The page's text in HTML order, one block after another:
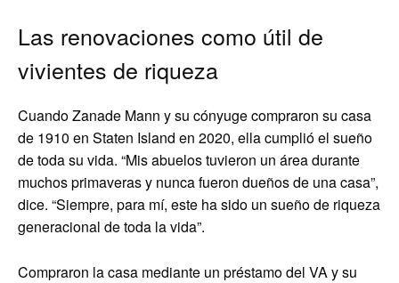
Las renovaciones como útil de
vivientes de riqueza
Cuando Zanade Mann y su cónyuge compraron su casa
de 1910 en Staten Island en 2020, ella cumplió el sueño
de toda su vida. “Mis abuelos tuvieron un área durante
muchos primaveras y nunca fueron dueños de una casa”,
dice. “Siempre, para mí, este ha sido un sueño de riqueza
generacional de toda la vida”.
Compraron la casa mediante un préstamo del VA y su